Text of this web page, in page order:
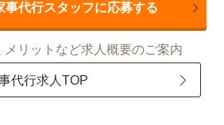
事代行スタッフに応募する
リットなど求人概要のご案内
代行求人TOP